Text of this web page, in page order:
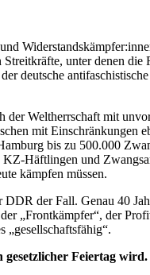
unter denen die
deutsche
Weltherrschaft mit
mit Einschränkungen
bis zu 500.000
Häftlingen und
kämpfen müssen.
der Fall. Genau 40
„Frontkämpfer“, der
„gesellschaftsfähig“.
gesetzlicher Feiertag wird.